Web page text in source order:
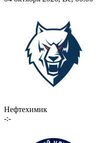
Нефтехимик
-:-